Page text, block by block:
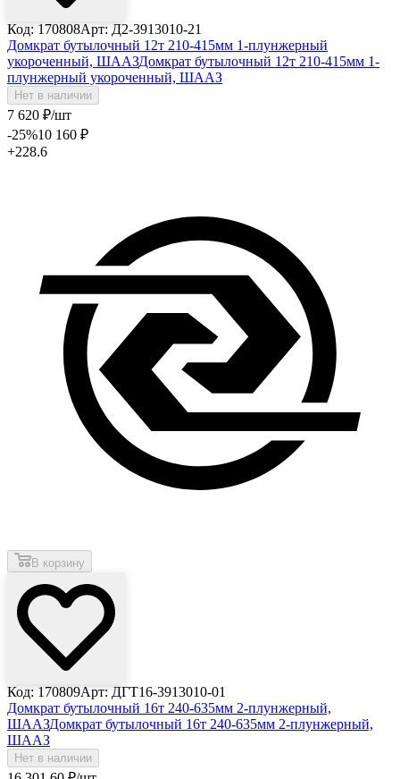
Код: 170808Арт: Д2-3913010-21
Домкрат бутылочный 12т 210-415мм 1-плунжерный
укороченный, ШААЗДомкрат бутылочный 12т 210-415мм 1-
плунжерный укороченный, ШААЗ
Нет в наличии
7 620 ₽/шт
-25%10 160 ₽
+228.6
В корзину
Код: 170809Арт: ДГТ16-3913010-01
Домкрат бутылочный 16т 240-635мм 2-плунжерный,
ШААЗДомкрат бутылочный 16т 240-635мм 2-плунжерный,
ШААЗ
Нет в наличии